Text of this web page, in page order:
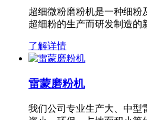
超细微粉磨粉机是一种细粉
超细粉的生产而研发制造
了解详情
雷蒙磨粉机
我们公司专业生产大、中型